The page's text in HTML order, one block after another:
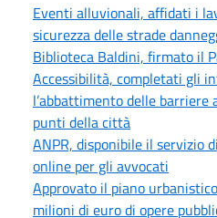
Eventi alluvionali, affidati i
sicurezza delle strade
Biblioteca Baldini, firmato il
Accessibilità, completati gli
l’abbattimento delle
punti della città
ANPR, disponibile il servizio
online per gli avvocati
Approvato il piano
milioni di euro di opere